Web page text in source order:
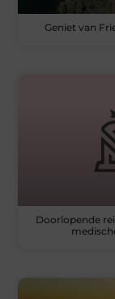
Geniet van
Doorlopende